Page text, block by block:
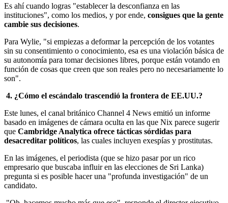
Es ahí cuando logras "establecer la desconfianza en las
instituciones", como los medios, y por ende, consigues que la gente
cambie sus decisiones.
Para Wylie, "si empiezas a deformar la percepción de los votantes
sin su consentimiento o conocimiento, esa es una violación básica de
su autonomía para tomar decisiones libres, porque están votando en
función de cosas que creen que son reales pero no necesariamente lo
son".
4. ¿Cómo el escándalo trascendió la frontera de EE.UU.?
Este lunes, el canal británico Channel 4 News emitió un informe
basado en imágenes de cámara oculta en las que Nix parece sugerir
que Cambridge Analytica ofrece tácticas sórdidas para
desacreditar políticos, las cuales incluyen exespías y prostitutas.
En las imágenes, el periodista (que se hizo pasar por un rico
empresario que buscaba influir en las elecciones de Sri Lanka)
pregunta si es posible hacer una "profunda investigación" de un
candidato.